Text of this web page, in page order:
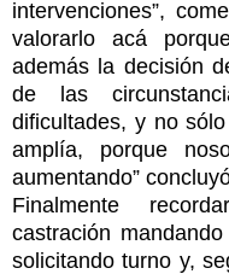
intervenciones”,
valorarlo acá
además la decisión
de las
dificultades, y no
amplía, porque
aumentando”
Finalmente
castración
solicitando turno y,